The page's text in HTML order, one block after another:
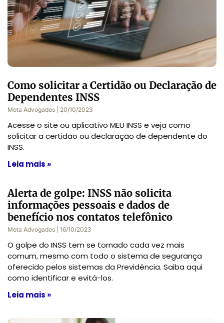
Como solicitar a Certidão ou Declaração de
Dependentes INSS
Mota Advogados 20/10/2023
Acesse o site ou aplicativo MEU INSS e veja como
solicitar a certidão ou declaração de dependente do
INSS.
Leia mais »
Alerta de golpe: INSS não solicita
informações pessoais e dados de
benefício nos contatos telefônico
Mota Advogados 16/10/2023
O golpe do INSS tem se tornado cada vez mais
comum, mesmo com todo o sistema de segurança
oferecido pelos sistemas da Previdência. Saiba aqui
como identificar e evitá-los.
Leia mais »